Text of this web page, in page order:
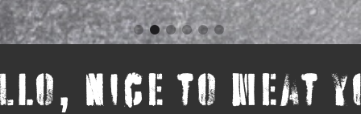
nice to meat